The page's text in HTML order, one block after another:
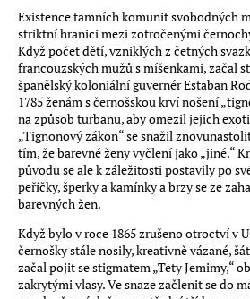
Existence tamních komunit svobodných
striktní hranici mezi zotročenými
Když počet dětí, vzniklých z četných
francouzských mužů s míšenkami, začal
španělský koloniální guvernér Estaban
1785 ženám s černošskou krví nošení
na způsob turbanu, aby omezil jejich
„Tignonový zákon“ se snažil
tím, že barevné ženy vyčlení jako „jiné.“
původu se ale k záležitosti postavily po
peříčky, šperky a kamínky a brzy se ze
barevných žen.
Když bylo v roce 1865 zrušeno otroctví v
černošky stále nosily, kreativně vázané,
začal pojit se stigmatem „Tety Jemimy,“
zakrytými vlasy. Ve snaze začlenit se do